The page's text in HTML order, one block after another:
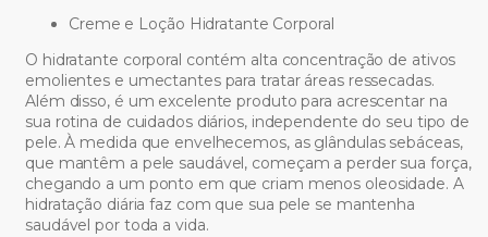
Creme e Loção Hidratante Corporal
O hidratante corporal contém alta concentração de ativos
emolientes e umectantes para tratar áreas ressecadas.
Além disso, é um excelente produto para acrescentar na
sua rotina de cuidados diários, independente do seu tipo de
pele. À medida que envelhecemos, as glândulas sebáceas,
que mantêm a pele saudável, começam a perder sua força,
chegando a um ponto em que criam menos oleosidade. A
hidratação diária faz com que sua pele se mantenha
saudável por toda a vida.